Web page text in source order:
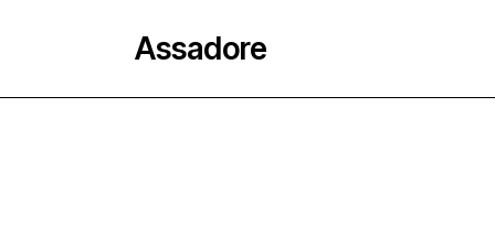
Assadore